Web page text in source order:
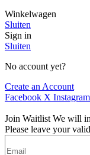
Winkelwagen
Sluiten
Sign in
Sluiten
No account yet?
Create an Account
Facebook X Instagram
Join Waitlist We will
Please leave your